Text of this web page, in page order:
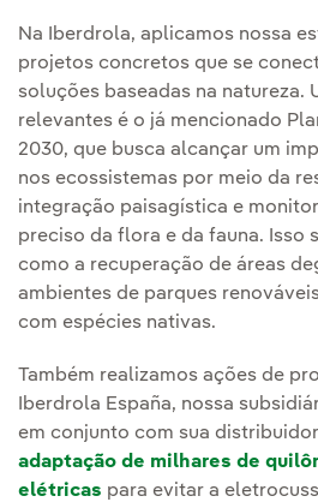
Na Iberdrola, aplicamos nossa
projetos concretos que se
soluções baseadas na natureza.
relevantes é o já mencionado
2030, que busca alcançar um
nos ecossistemas por meio da
integração paisagística e
preciso da flora e da fauna. Isso
como a recuperação de áreas
ambientes de parques
com espécies nativas.
Também realizamos ações de
Iberdrola España, nossa
em conjunto com sua
adaptação de milhares de
elétricas para evitar a